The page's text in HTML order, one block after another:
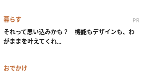
暮らす PR
それって思い込みかも？ 機能もデザインも、わ
がままを叶えてくれ...
おでかけ